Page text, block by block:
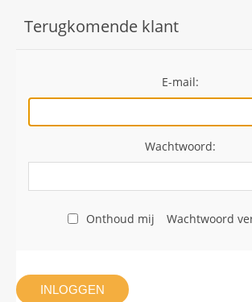
Terugkomende klant
E-mail:
Wachtwoord:
Onthoud mij Wachtwoord
INLOGGEN